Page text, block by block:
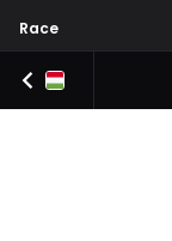
Race